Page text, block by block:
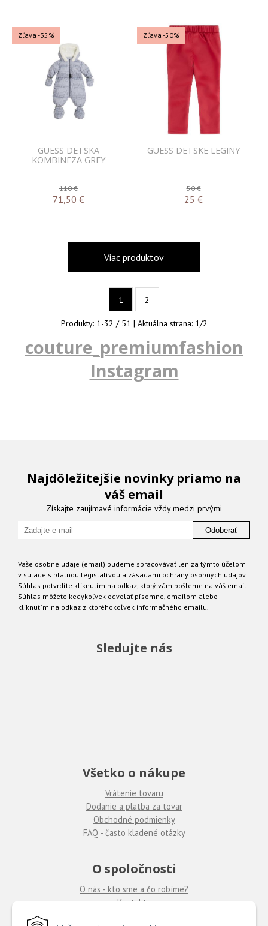
Zľava -35%
GUESS DETSKA
KOMBINEZA GREY
110 €
71,50 €
Zľava -50%
GUESS DETSKE LEGINY
50 €
25 €
Viac produktov
1 2
Produkty: 1-32 / 51 | Aktuálna strana: 1/2
couture_premiumfashion
Instagram
Najdôležitejšie novinky priamo na
váš email
Získajte zaujímavé informácie vždy medzi prvými
Odoberať
Vaše osobné údaje (email) budeme spracovávať len za týmto účelom
v súlade s platnou legislatívou a zásadami ochrany osobných údajov.
Súhlas potvrdíte kliknutím na odkaz, ktorý vám pošleme na váš email.
Súhlas môžete kedykoľvek odvolať písomne, emailom alebo
kliknutím na odkaz z ktoréhokoľvek informačného emailu.
Sledujte nás
Všetko o nákupe
Vrátenie tovaru
Dodanie a platba za tovar
Obchodné podmienky
FAQ - často kladené otázky
O spoločnosti
O nás - kto sme a čo robíme?
Kontakty